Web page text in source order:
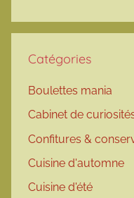
Catégories
Boulettes mania
Cabinet de
Confitures &
Cuisine d'automne
Cuisine d'été